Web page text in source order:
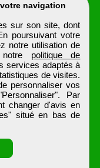
navigation
sur son site, dont
poursuivant votre
notre utilisation de
politique de
services adaptés à
de visites.
personnaliser vos
Par
changer d'avis en
situé en bas de